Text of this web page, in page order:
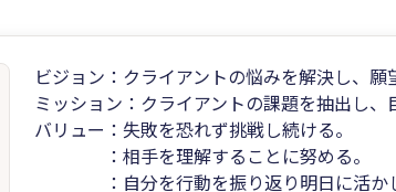
ビジョン：クライアントの悩みを解決し、
ミッション：クライアントの課題を抽出し
バリュー：失敗を恐れず挑戦し続ける。
：相手を理解することに努める。
：自分を行動を振り返り明日に活かし